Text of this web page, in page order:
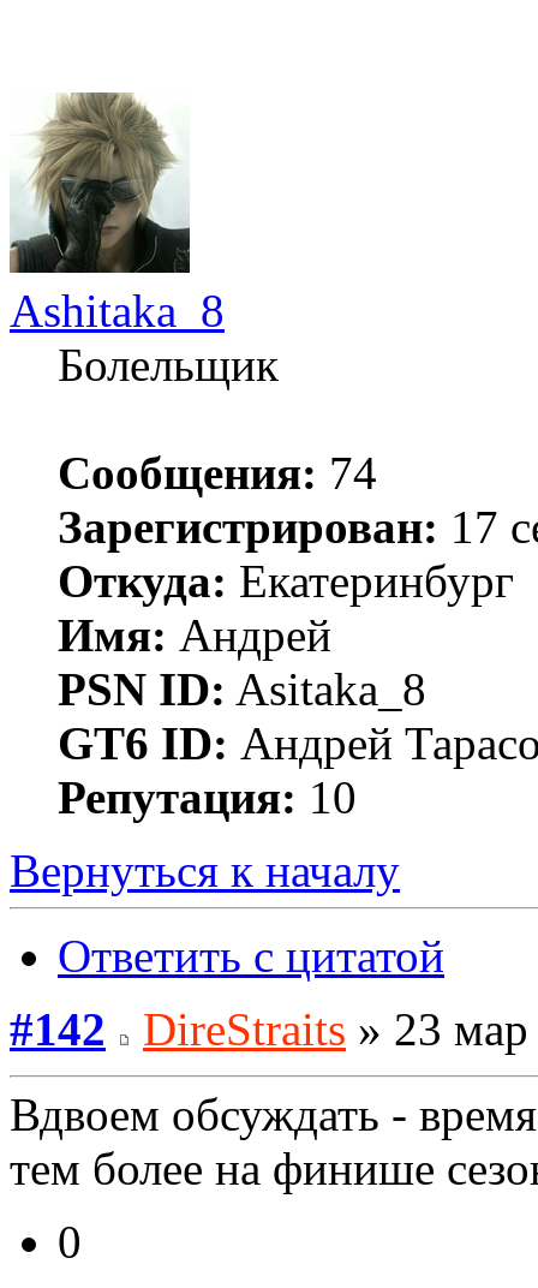
Ashitaka_8
Болельщик
Сообщения: 74
Зарегистрирован: 17
Откуда: Екатеринбург
Имя: Андрей
PSN ID: Asitaka_8
GT6 ID: Андрей
Репутация: 10
Вернуться к началу
Ответить с цитатой
#142
DireStraits » 23
Вдвоем обсуждать -
тем более на финише
0